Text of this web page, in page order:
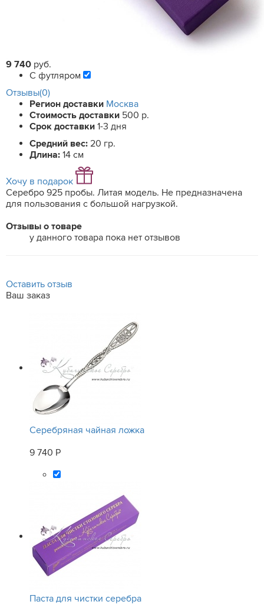
9 740 руб.
С футляром
Отзывы(0)
Регион доставки Москва
Стоимость доставки 500 р.
Срок доставки 1-3 дня
Средний вес: 20 гр.
Длина: 14 см
Хочу в подарок
Серебро 925 пробы. Литая модель. Не предназначена
для пользования с большой нагрузкой.
Отзывы о товаре
у данного товара пока нет отзывов
Оставить отзыв
Ваш заказ
Серебряная чайная ложка
9 740 Р
Паста для чистки серебра